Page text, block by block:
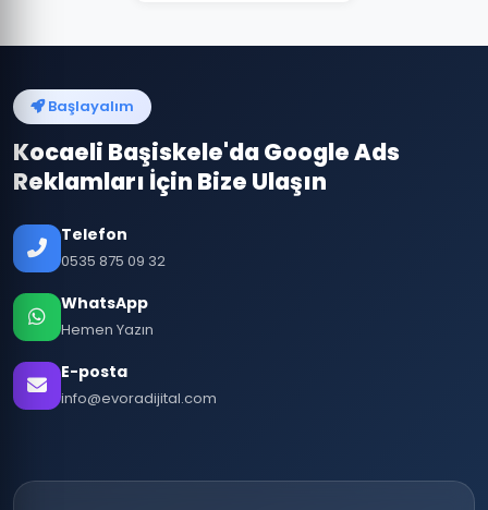
Başlayalım
Kocaeli Başiskele'da Google Ads
Reklamları İçin Bize Ulaşın
Telefon
0535 875 09 32
WhatsApp
Hemen Yazın
E-posta
info@evoradijital.com